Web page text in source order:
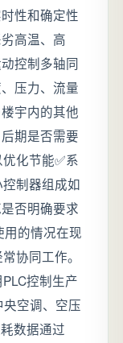
性和确定性
高温、高
控制多轴同
压力、流量
宇内的其他
期是否需要
化节能✅系
制器组成如
否明确要求
用的情况在现
协同工作。
控制生产
空调、空压
数据通过